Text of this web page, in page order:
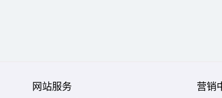
网站服务 营销